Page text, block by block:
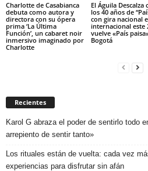
Charlotte de Casabianca
debuta como autora y
directora con su ópera
prima ‘La Última
Función’, un cabaret noir
inmersivo imaginado por
Charlotte
El Águila Descalza
los 40 años de
con gira nacional e
internacional este
vuelve «País
Bogotá
Recientes
Karol G abraza el poder de sentirlo todo
arrepiento de sentir tanto»
Los rituales están de vuelta: cada vez
experiencias para disfrutar sin afán